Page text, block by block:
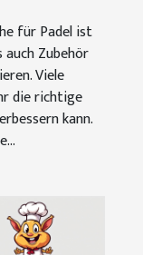
für Padel ist
auch Zubehör
Viele
die richtige
kann.